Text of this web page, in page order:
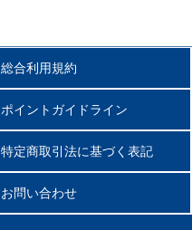
総合利用規約
ポイントガイドライン
特定商取引法に基づく表記
お問い合わせ